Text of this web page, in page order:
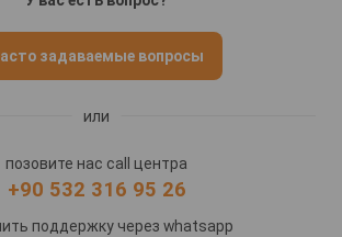
задаваемые вопросы
или
позовите нас call центра
+90 532 316 95 26
поддержку через whatsapp